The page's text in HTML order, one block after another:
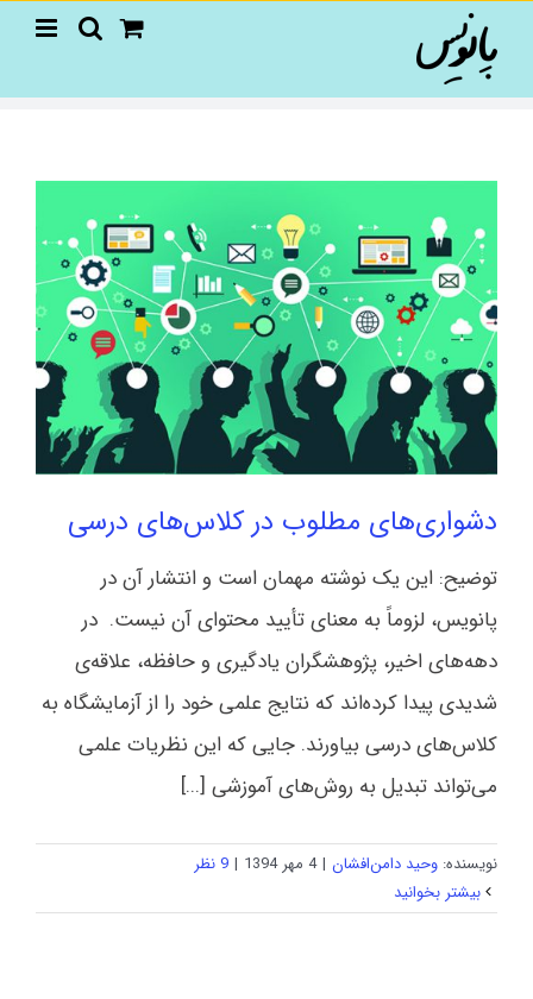
content
دشواری‌های مطلوب در کلاس‌های درسی
توضیح: این یک نوشته مهمان است و انتشار آن در
پانویس، لزوماً به معنای تأیید محتوای آن نیست. در
دهه‌های اخیر، پژوهشگران یادگیری و حافظه، علاقه‌ی
شدیدی پیدا کرده‌اند که نتایج علمی خود را از آزمایشگاه به
کلاس‌های درسی بیاورند. جایی که این نظریات علمی
می‌تواند تبدیل به روش‌های آموزشی [...]
نویسنده: وحید دامن‌افشان | 4 مهر 1394 | 9 نظر
بیشتر بخوانید